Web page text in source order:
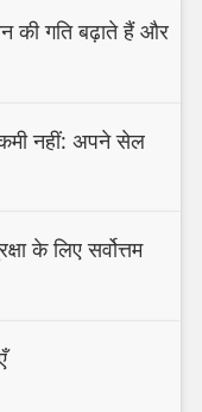
की गति बढ़ाते हैं और
नहीं: अपने सेल
के लिए सर्वोत्तम